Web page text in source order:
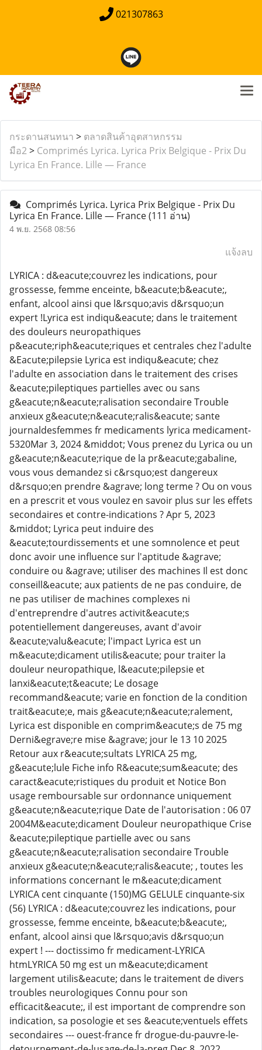
021307863
กระดานสนทนา > ตลาดสินค้าอุตสาหกรรม
มือ2> Comprimés Lyrica. Lyrica Prix Belgique - Prix Du
Lyrica En France. Lille — France
Comprimés Lyrica. Lyrica Prix Belgique - Prix Du
Lyrica En France. Lille — France(111 อ่าน)
4 พ.ย. 2568 08:56
แจ้งลบ
LYRICA : d&eacute;couvrez les indications, pour
grossesse, femme enceinte, b&eacute;b&eacute;,
enfant, alcool ainsi que l&rsquo;avis d&rsquo;un
expert !Lyrica est indiqu&eacute; dans le traitement
des douleurs neuropathiques
p&eacute;riph&eacute;riques et centrales chez l'adulte
&Eacute;pilepsie Lyrica est indiqu&eacute; chez
l'adulte en association dans le traitement des crises
&eacute;pileptiques partielles avec ou sans
g&eacute;n&eacute;ralisation secondaire Trouble
anxieux g&eacute;n&eacute;ralis&eacute; sante
journaldesfemmes fr medicaments lyrica medicament-
5320Mar 3, 2024 &middot; Vous prenez du Lyrica ou un
g&eacute;n&eacute;rique de la pr&eacute;gabaline,
vous vous demandez si c&rsquo;est dangereux
d&rsquo;en prendre &agrave; long terme ? Ou on vous
en a prescrit et vous voulez en savoir plus sur les effets
secondaires et contre-indications ? Apr 5, 2023
&middot; Lyrica peut induire des
&eacute;tourdissements et une somnolence et peut
donc avoir une influence sur l'aptitude &agrave;
conduire ou &agrave; utiliser des machines Il est donc
conseill&eacute; aux patients de ne pas conduire, de
ne pas utiliser de machines complexes ni
d'entreprendre d'autres activit&eacute;s
potentiellement dangereuses, avant d'avoir
&eacute;valu&eacute; l'impact Lyrica est un
m&eacute;dicament utilis&eacute; pour traiter la
douleur neuropathique, l&eacute;pilepsie et
lanxi&eacute;t&eacute; Le dosage
recommand&eacute; varie en fonction de la condition
trait&eacute;e, mais g&eacute;n&eacute;ralement,
Lyrica est disponible en comprim&eacute;s de 75 mg
Derni&egrave;re mise &agrave; jour le 13 10 2025
Retour aux r&eacute;sultats LYRICA 25 mg,
g&eacute;lule Fiche info R&eacute;sum&eacute; des
caract&eacute;ristiques du produit et Notice Bon
usage remboursable sur ordonnance uniquement
g&eacute;n&eacute;rique Date de l'autorisation : 06 07
2004M&eacute;dicament Douleur neuropathique Crise
&eacute;pileptique partielle avec ou sans
g&eacute;n&eacute;ralisation secondaire Trouble
anxieux g&eacute;n&eacute;ralis&eacute; , toutes les
informations concernant le m&eacute;dicament
LYRICA cent cinquante (150)MG GELULE cinquante-six
(56) LYRICA : d&eacute;couvrez les indications, pour
grossesse, femme enceinte, b&eacute;b&eacute;,
enfant, alcool ainsi que l&rsquo;avis d&rsquo;un
expert ! --- doctissimo fr medicament-LYRICA
htmLYRICA 50 mg est un m&eacute;dicament
largement utilis&eacute; dans le traitement de divers
troubles neurologiques Connu pour son
efficacit&eacute;, il est important de comprendre son
indication, sa posologie et ses &eacute;ventuels effets
secondaires --- ouest-france fr drogue-du-pauvre-le-